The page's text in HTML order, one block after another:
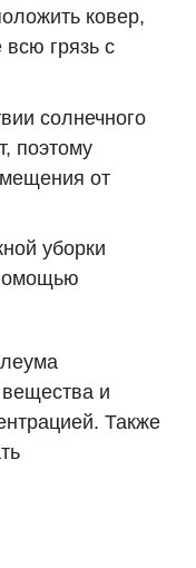
ковер,
грязь с
солнечного
поэтому
от
уборки
и
Также